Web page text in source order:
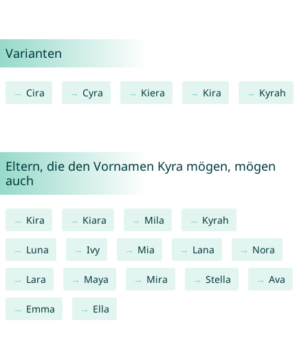
Varianten
Cira Cyra Kiera Kira Kyrah
Eltern, die den Vornamen Kyra mögen, mögen
auch
Kira Kiara Mila Kyrah
Luna Ivy Mia Lana Nora
Lara Maya Mira Stella Ava
Emma Ella